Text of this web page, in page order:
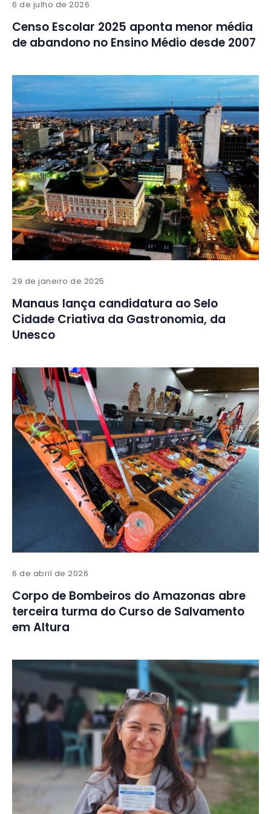
6 de julho de 2026
Censo Escolar 2025 aponta menor média
de abandono no Ensino Médio desde 2007
29 de janeiro de 2025
Manaus lança candidatura ao Selo
Cidade Criativa da Gastronomia, da
Unesco
6 de abril de 2026
Corpo de Bombeiros do Amazonas abre
terceira turma do Curso de Salvamento
em Altura